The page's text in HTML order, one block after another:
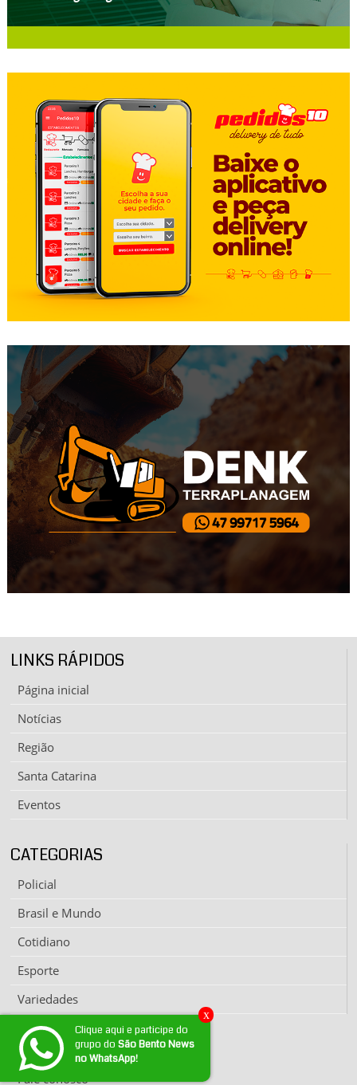
LINKS RÁPIDOS
Página inicial
Notícias
Região
Santa Catarina
Eventos
CATEGORIAS
Policial
Brasil e Mundo
Cotidiano
Esporte
Variedades
EXPEDIENTE
Fale conosco
Clique aqui e participe do
grupo do São Bento News
no WhatsApp!
x